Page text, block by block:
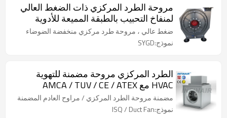
مروحة الطرد المركزي ذات الضغط العالي
لمنفاخ التحبيب بالطبقة المميعة للأدوية
ضغط عالي ، مروحة طرد مركزي منخفضة الضوضاء
نموذج:SYGD
الطرد المركزي مروحة مضمنة للتهوية
HVAC مع AMCA / TUV / CE / ATEX
الشهادات
مضمنة مروحة الطرد المركزي / مراوح العادم المضمنة
نموذج:ISQ / Duct Fan